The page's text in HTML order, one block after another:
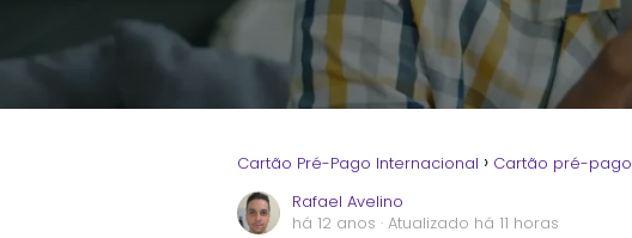
Cartão Pré-Pago Internacional Cartão pré-pago
Rafael Avelino
há 12 anos · Atualizado há 11 horas